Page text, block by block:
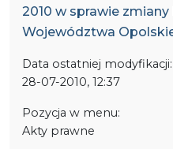
2010 w sprawie
Województwa
Data ostatniej modyfikacji:
28-07-2010, 12:37
Pozycja w menu:
Akty prawne